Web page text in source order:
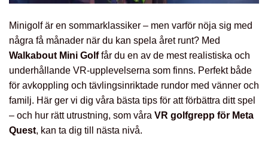
Minigolf är en sommarklassiker – men varför nöja sig med
några få månader när du kan spela året runt? Med
Walkabout Mini Golffår du en av de mest realistiska och
underhållande VR-upplevelserna som finns. Perfekt både
för avkoppling och tävlingsinriktade rundor med vänner och
familj. Här ger vi dig våra bästa tips för att förbättra ditt spel
– och hur rätt utrustning, som våra VR golfgrepp för Meta
Quest, kan ta dig till nästa nivå.